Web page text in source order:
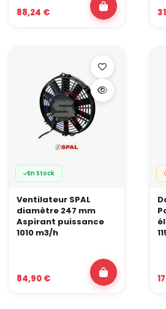
montage devient plus exigeant ou
swap impose une solution plus
Optimiser l’implantation
avec
En combinant une ventilation plus
mieux maîtrisé et, si besoin, une pompe
de refroidissement moteur gagne en
dans les usages exigeants.
88,24 €
En Stock
Ventilateur SPAL
diamètre 247 mm
Aspirant puissance
1010 m3/h
84,90 €